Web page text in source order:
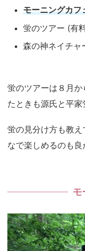
モーニングカフ
蛍のツアー (有
森の神ネイチャ
蛍のツアーは８月
たときも源氏と平家
蛍の見分け方も教
なで楽しめるのも良
モ